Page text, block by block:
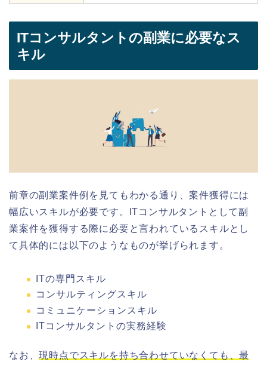
ITコンサルタントの副業に必要なス
キル
前章の副業案件例を見てもわかる通り、案件獲得には
幅広いスキルが必要です。ITコンサルタントとして副
業案件を獲得する際に必要と言われているスキルとし
て具体的には以下のようなものが挙げられます。
ITの専門スキル
コンサルティングスキル
コミュニケーションスキル
ITコンサルタントの実務経験
なお、現時点でスキルを持ち合わせていなくても、最